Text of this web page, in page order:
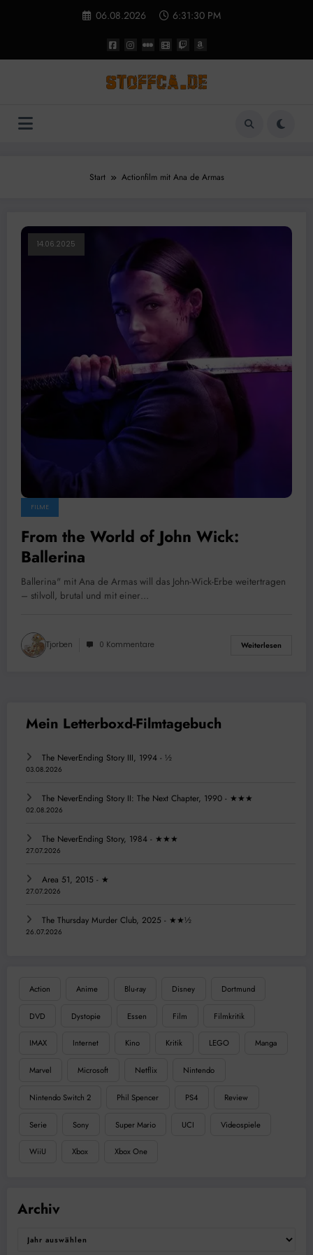
06.08.2026 6:31:30 PM
Start Actionfilm mit Ana de Armas
14.06.2025
FILME
From the World of John Wick:
Ballerina
Ballerina" mit Ana de Armas will das John-Wick-Erbe weitertragen
– stilvoll, brutal und mit einer…
Tjorben 0 Kommentare Weiterlesen
The NeverEnding Story III, 1994 - ½
03.08.2026
The NeverEnding Story II: The Next Chapter, 1990 - ★★★
02.08.2026
The NeverEnding Story, 1984 - ★★★
27.07.2026
Area 51, 2015 - ★
27.07.2026
The Thursday Murder Club, 2025 - ★★½
26.07.2026
Action Anime Blu-ray Disney Dortmund
DVD Dystopie Essen Film Filmkritik
IMAX Internet Kino Kritik LEGO Manga
Marvel Microsoft Netflix Nintendo
Nintendo Switch 2 Phil Spencer PS4 Review
Serie Sony Super Mario UCI Videospiele
WiiU Xbox Xbox One